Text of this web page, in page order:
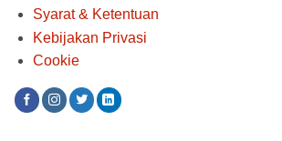
Syarat & Ketentuan
Kebijakan Privasi
Cookie